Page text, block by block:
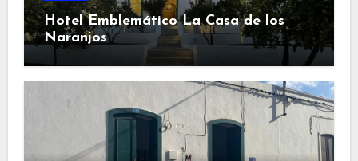
Hotel Emblemático La Casa de los
Naranjos